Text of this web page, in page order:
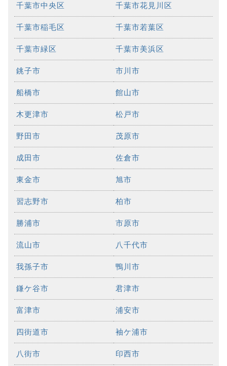
千葉市中央区 千葉市花見川区
千葉市稲毛区 千葉市若葉区
千葉市緑区 千葉市美浜区
銚子市 市川市
船橋市 館山市
木更津市 松戸市
野田市 茂原市
成田市 佐倉市
東金市 旭市
習志野市 柏市
勝浦市 市原市
流山市 八千代市
我孫子市 鴨川市
鎌ケ谷市 君津市
富津市 浦安市
四街道市 袖ケ浦市
八街市 印西市